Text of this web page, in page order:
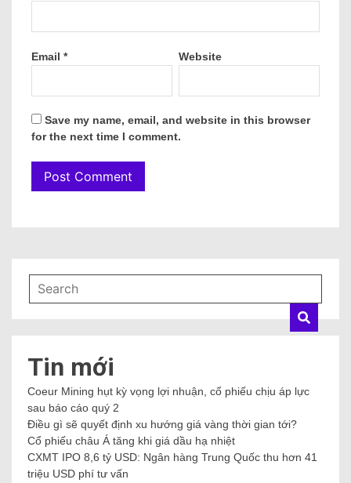
Email * Website
Save my name, email, and website in this browser
for the next time I comment.
Tin mới
Coeur Mining hụt kỳ vọng lợi nhuận, cổ phiếu chịu áp lực
sau báo cáo quý 2
Điều gì sẽ quyết định xu hướng giá vàng thời gian tới?
Cổ phiếu châu Á tăng khi giá dầu hạ nhiệt
CXMT IPO 8,6 tỷ USD: Ngân hàng Trung Quốc thu hơn 41
triệu USD phí tư vấn